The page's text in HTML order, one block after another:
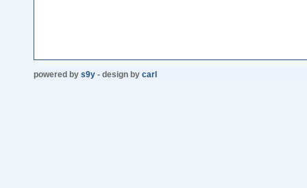
powered by s9y - design by carl